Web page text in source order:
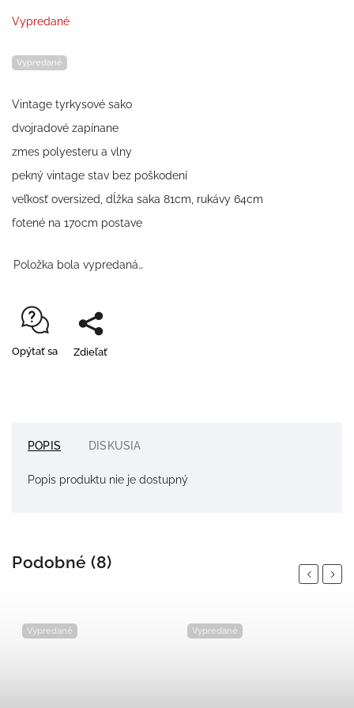
Vypredané
Vintage tyrkysové sako
dvojradové zapínane
zmes polyesteru a vlny
pekný vintage stav bez poškodení
veľkosť oversized, dĺžka saka 81cm, rukávy 64cm
fotené na 170cm postave
Vypredané
Položka bola vypredaná…
Opýtať sa Zdieľať
POPIS DISKUSIA
Popis produktu nie je dostupný
Podobné (8)
Previous
Vypredané Vypredané
Next